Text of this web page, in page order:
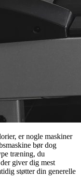
er nogle maskiner
bør dog
træning, du
giver dig mest
støtter din generelle